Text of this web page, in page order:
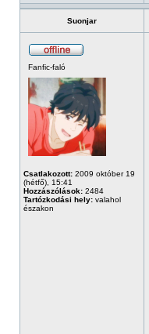
Suonjar
Fanfic-faló
Csatlakozott: 2009 október 19
(hétfő), 15:41
Hozzászólások: 2484
Tartózkodási hely: valahol
északon